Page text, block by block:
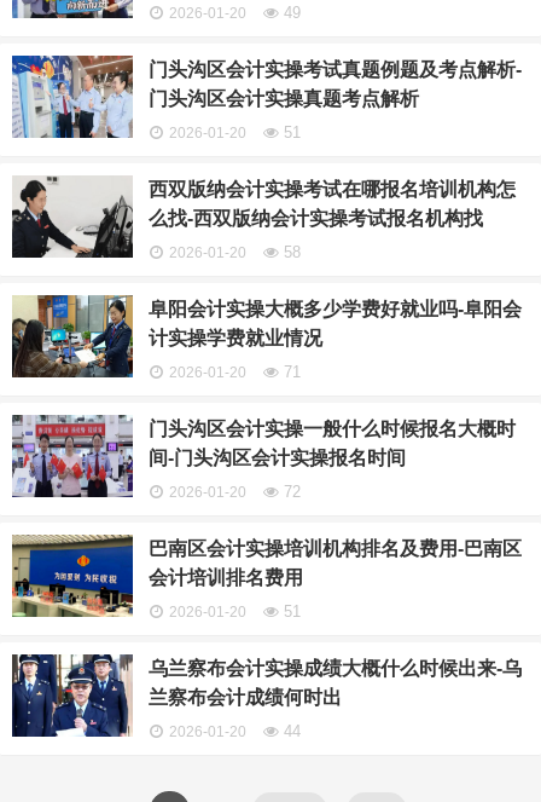
2026-01-20 49
门头沟区会计实操考试真题例题及考点解析-
门头沟区会计实操真题考点解析
2026-01-20 51
西双版纳会计实操考试在哪报名培训机构怎
么找-西双版纳会计实操考试报名机构找
2026-01-20 58
阜阳会计实操大概多少学费好就业吗-阜阳会
计实操学费就业情况
2026-01-20 71
门头沟区会计实操一般什么时候报名大概时
间-门头沟区会计实操报名时间
2026-01-20 72
巴南区会计实操培训机构排名及费用-巴南区
会计培训排名费用
2026-01-20 51
乌兰察布会计实操成绩大概什么时候出来-乌
兰察布会计成绩何时出
2026-01-20 44